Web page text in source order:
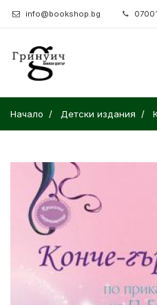
info@bookshop.bg
Начало Детски издания